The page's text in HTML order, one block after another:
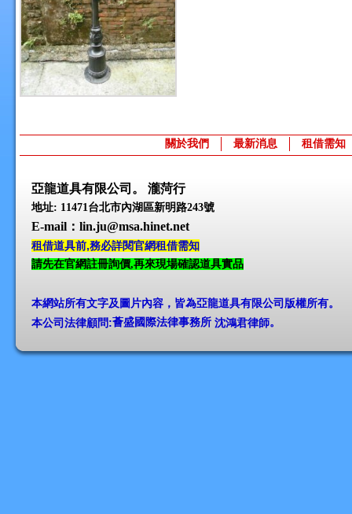
關於我們 最新消息 租借需知
亞龍道具有限公司。 瀧菏行
地址: 11471台北市內湖區新明路243號
E-mail ：lin.ju@msa.hinet.net
租借道具前,務必詳閱官網租借需知
請先在官網註冊詢價,再來現場確認道具實品
本網站所有文字及圖片內容，皆為亞龍道具有限公司版權所有。
本公司法律顧問:薈盛國際法律事務所 沈鴻君律師。